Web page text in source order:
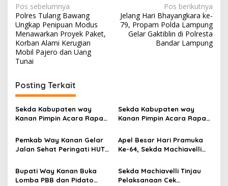
N
a
v
i
g
a
s
i
p
o
s
Pos sebelumnya
Polres Tulang Bawang
Ungkap Penipuan Modus
Menawarkan Proyek Paket,
Korban Alami Kerugian
Mobil Pajero dan Uang
Tunai
Pos berikutnya
Jelang Hari Bhayangkara ke-
79, Propam Polda Lampung
Gelar Gaktiblin di Polresta
Bandar Lampung
Posting Terkait
Sekda Kabupaten way
Kanan Pimpin Acara Rapat
Pangeran Tuha
Sekda Kabupaten way
Kanan Pimpin Acara Rapat
Pangeran Tuha
Pemkab Way Kanan Gelar
Jalan Sehat Peringati HUT
Apel Besar Hari Pramuka
Ke-64, Sekda Machiavelli
Ketahanan Bangsa
Bupati Way Kanan Buka
Lomba PBB dan Pidato
Sekda Machiavelli Tinjau
Pelaksanaan Cek